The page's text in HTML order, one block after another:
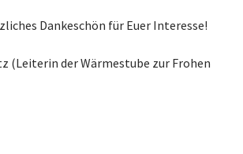
Dankeschön für Euer Interesse!
(Leiterin der Wärmestube zur Frohen